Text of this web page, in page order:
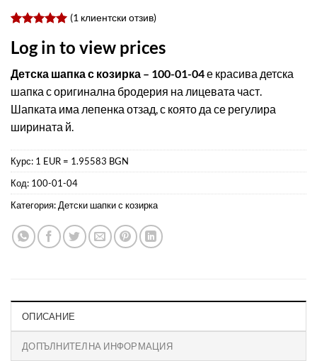
5.00от 5,
базирано
на
потребителски
оценки
(1 клиентски отзив)
Log in to view prices
Детска шапка с козирка – 100-01-04е красива детска
шапка с оригинална бродерия на лицевата част.
Шапката има лепенка отзад, с която да се регулира
ширината й.
Курс: 1 EUR = 1.95583 BGN
Код: 100-01-04
Категория:Детски шапки с козирка
ОПИСАНИЕ
ДОПЪЛНИТЕЛНА ИНФОРМАЦИЯ